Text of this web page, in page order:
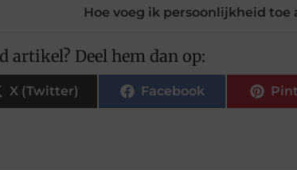
Hoe voeg ik persoonlijkheid
artikel? Deel hem dan op:
X (Twitter) Facebook